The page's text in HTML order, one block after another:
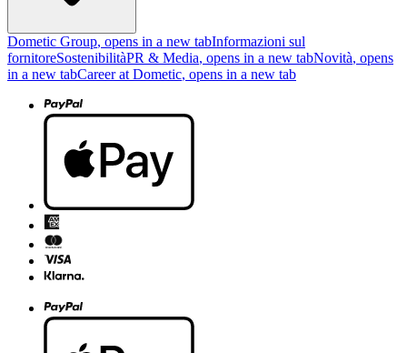
Dometic Group, opens in a new tabInformazioni sul
fornitoreSostenibilitàPR & Media, opens in a new tabNovità, opens
in a new tabCareer at Dometic, opens in a new tab